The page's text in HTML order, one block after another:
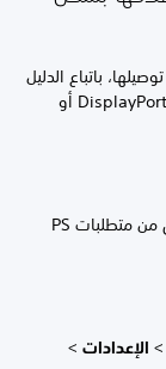
باتباع الدليل
أدناه. تأكد من استخدام كابل يتوافق مع DisplayPort™‎ 1.4 أو
تحقق من أن جهاز الكمبيوتر يستوفي الحد الأدنى من متطلبات PS
الإعدادات>